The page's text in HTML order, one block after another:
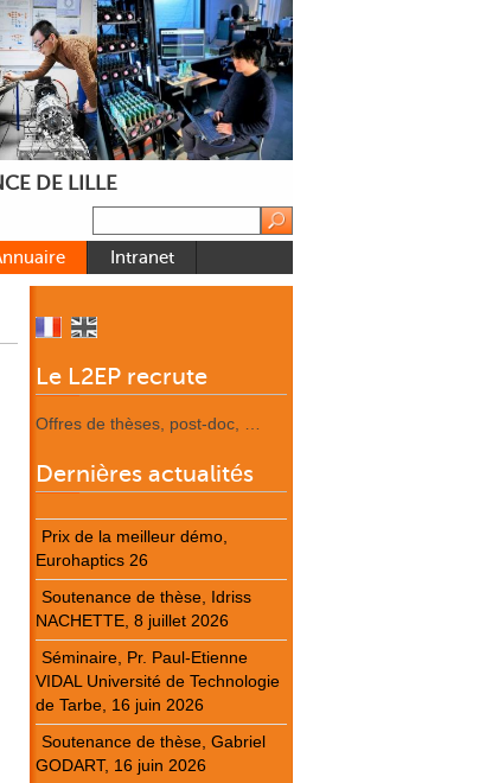
DE LILLE
Intranet
Le L2EP recrute
Offres de thèses, post-doc, …
Dernières actualités
Prix de la meilleur démo,
Eurohaptics 26
Soutenance de thèse, Idriss
NACHETTE, 8 juillet 2026
Séminaire, Pr. Paul-Etienne
VIDAL Université de Technologie
de Tarbe, 16 juin 2026
Soutenance de thèse, Gabriel
GODART, 16 juin 2026